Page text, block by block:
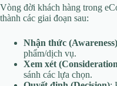
Vòng đời khách hàng trong
thành các giai đoạn sau:
Nhận thức (Awareness)
phẩm/dịch vụ.
Xem xét
sánh các lựa chọn.